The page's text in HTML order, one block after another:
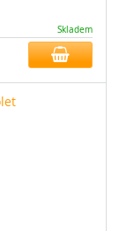
Skladem